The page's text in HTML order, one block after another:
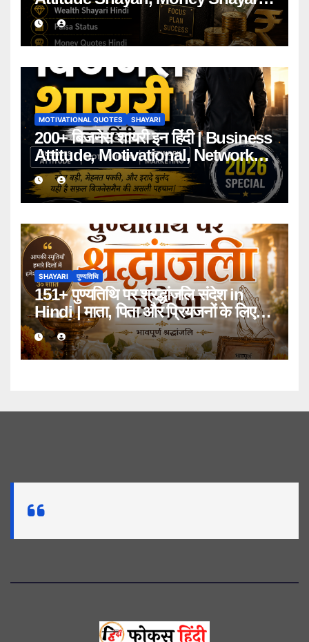
2026
MOTIVATIONAL QUOTES SHAYARI
200+ बिजनेस शायरी इन हिंदी | Business
Attitude, Motivational, Network
Marketing Shayari 2026
SHAYARI पुण्यतिथि
151+ पुण्यतिथि पर श्रद्धांजलि संदेश in
Hindi | माता, पिता और प्रियजनों के लिए
भावपूर्ण संदेश